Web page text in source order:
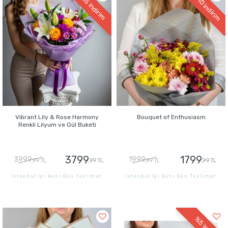
indirim
Vibrant Lily & Rose Harmony
Renkli Lilyum ve Gül Buketi
3999,99 TL 3799,99 TL
İstanbul İçi Aynı Gün Teslimat
indirim
Bouquet of Enthusiasm
1999,99 TL 1799,99 TL
İstanbul İçi Aynı Gün Teslimat
%5